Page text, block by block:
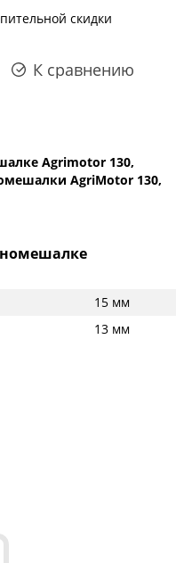
скидки
К сравнению
Agrimotor 130,
AgriMotor 130,
15 мм
13 мм